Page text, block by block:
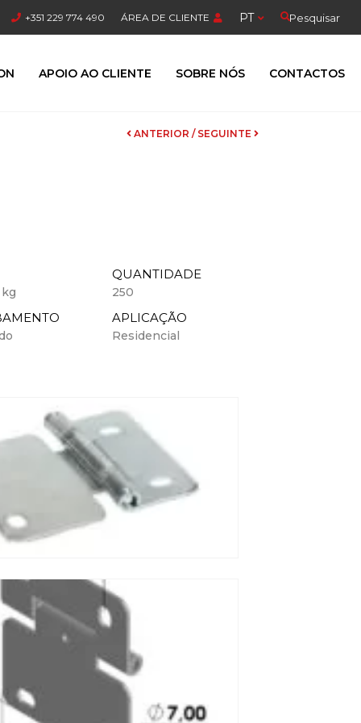
+351 229 774 490 ÁREA DE CLIENTE PT Pesquisar
APOIO AO CLIENTE SOBRE NÓS CONTACTOS
ANTERIOR / SEGUINTE
QUANTIDADE
250
APLICAÇÃO
Residencial